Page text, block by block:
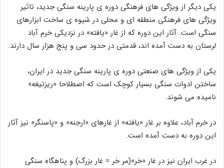
یکی دیگر از ویژگی های فرهنگی دوره ی پارینه سنگی جدید، تاثیر
ویژگی های فرهنگی منطقه ای و محلی در شیوه ی ساخت ابزارهای
سنگی است. آثار این دوره که از غار «یافته» در نزدیکی خرم آباد
لرستان به دست آمده اند، قدمتی در حدود سی و پنج هزار سال دارند.
یکی از ویژگی های صنعتی دوره ی پارینه سنگی جدید در ایران،
ساختن ادوات سنگی بسیار کوچک است که اصطلاحا «ریزتیغه»
نامیده می شوند.
در خرم آباد، علاوه بر غار «یافته» از غارهای «ارجنه» و «پاسنگر» نیز آثار
این دوره به دست آمده است.
در غرب ایران نیز در غار «خر»(مر خر = غار بزرگ) و پناهگاه سنگی